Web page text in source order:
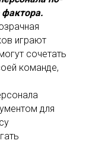
фактора.
играют
сочетать
команде,
для